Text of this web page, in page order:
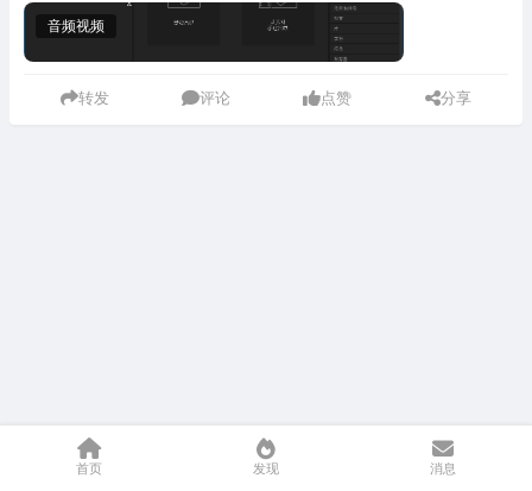
首页 发现 消息
音频视频
转发 评论 点赞 分享